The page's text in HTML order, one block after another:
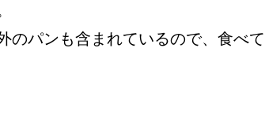
のパンも含まれているので、食べて